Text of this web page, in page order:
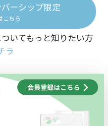
ーシップ限定
こちら
いてもっと知りたい方
ラ